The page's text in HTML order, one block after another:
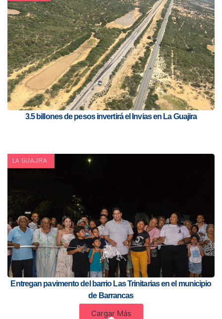
3.5 billones de pesos invertirá el Invias en La Guajira
LA GUAJIRA
Entregan pavimento del barrio Las Trinitarias en el municipio
de Barrancas
Cargar Más